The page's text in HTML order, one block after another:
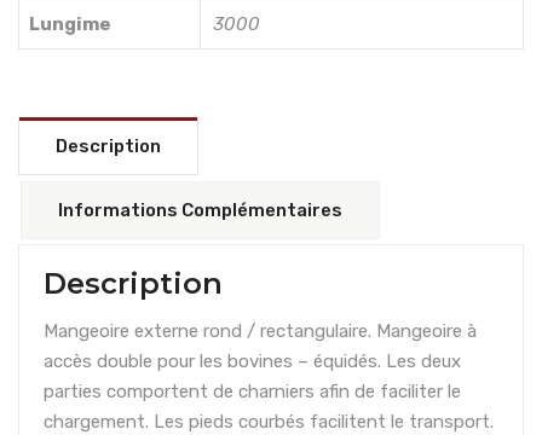
Lungime 3000
Description
Informations Complémentaires
Description
Mangeoire externe rond / rectangulaire. Mangeoire à
accès double pour les bovines – équidés. Les deux
parties comportent de charniers afin de faciliter le
chargement. Les pieds courbés facilitent le transport.